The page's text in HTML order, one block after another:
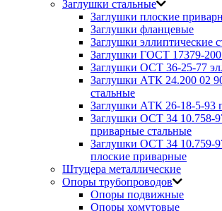
Заглушки стальные
Заглушки плоские
Заглушки фланцевые
Заглушки эллиптические
Заглушки ГОСТ 17379-
Заглушки ОСТ 36-25-77
Заглушки АТК 24.200 02
стальные
Заглушки АТК 26-18-5-93
Заглушки ОСТ 34 10.758-
приварные стальные
Заглушки ОСТ 34 10.759-
плоские приварные
Штуцера металлические
Опоры трубопроводов
Опоры подвижные
Опоры хомутовые